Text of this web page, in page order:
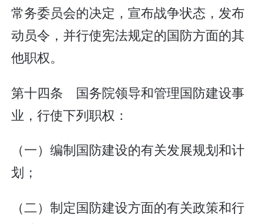
常务委员会的决定，宣布战争状态，发布
动员令，并行使宪法规定的国防方面的其
他职权。
第十四条 国务院领导和管理国防建设事
业，行使下列职权：
（一）编制国防建设的有关发展规划和计
划；
（二）制定国防建设方面的有关政策和行